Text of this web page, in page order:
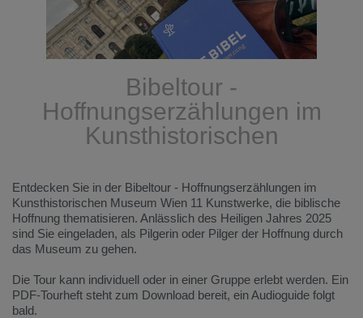
Bibeltour -
Hoffnungserzählungen im
Kunsthistorischen
Entdecken Sie in der Bibeltour - Hoffnungserzählungen im
Kunsthistorischen Museum Wien 11 Kunstwerke, die biblische
Hoffnung thematisieren. Anlässlich des Heiligen Jahres 2025
sind Sie eingeladen, als Pilgerin oder Pilger der Hoffnung durch
das Museum zu gehen.
Die Tour kann individuell oder in einer Gruppe erlebt werden. Ein
PDF-Tourheft steht zum Download bereit, ein Audioguide folgt
bald.